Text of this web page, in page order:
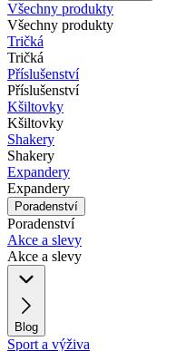
Všechny produkty
Všechny produkty
Tričká
Tričká
Příslušenství
Příslušenství
Kšiltovky
Kšiltovky
Shakery
Shakery
Expandery
Expandery
Poradenství
Poradenství
Akce a slevy
Akce a slevy
Blog
Sport a výživa